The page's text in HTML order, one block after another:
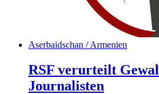
Aserbaidschan / Armenien
RSF verurteilt
Journalisten